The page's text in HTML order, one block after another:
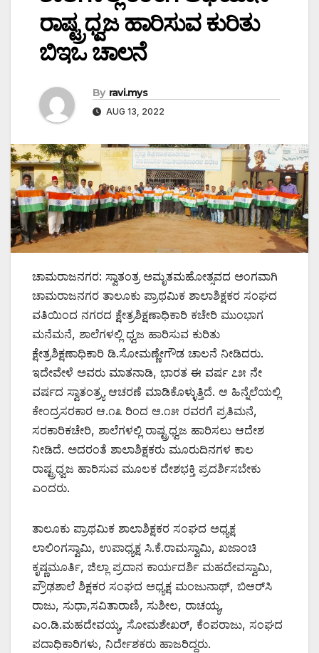
ರಾಷ್ಟ್ರಧ್ವಜ ಹಾರಿಸುವ ಕುರಿತು
ಬಿಇಒ ಚಾಲನೆ
By ravi.mys
AUG 13, 2022
ಚಾಮರಾಜನಗರ: ಸ್ವಾತಂತ್ರ ಅಮೃತಮಹೋತ್ಸವದ ಅಂಗವಾಗಿ
ಚಾಮರಾಜನಗರ ತಾಲೂಕು ಪ್ರಾಥಮಿಕ ಶಾಲಾಶಿಕ್ಷಕರ ಸಂಘದ
ವತಿಯಿಂದ ನಗರದ ಕ್ಷೇತ್ರಶಿಕ್ಷಣಾಧಿಕಾರಿ ಕಚೇರಿ ಮುಂಭಾಗ
ಮನೆಮನೆ, ಶಾಲೆಗಳಲ್ಲಿ ಧ್ವಜ ಹಾರಿಸುವ ಕುರಿತು
ಕ್ಷೇತ್ರಶಿಕ್ಷಣಾಧಿಕಾರಿ ಡಿ.ಸೋಮಣ್ಣೇಗೌಡ ಚಾಲನೆ ನೀಡಿದರು.
ಇದೇವೇಳೆ ಅವರು ಮಾತನಾಡಿ, ಭಾರತ ಈ ವರ್ಷ ೭೫ ನೇ
ವರ್ಷದ ಸ್ವಾತಂತ್ರ್ಯ ಆಚರಣೆ ಮಾಡಿಕೊಳ್ಳುತ್ತಿದೆ. ಆ ಹಿನ್ನೆಲೆಯಲ್ಲಿ
ಕೇಂದ್ರಸರಕಾರ ಆ.೧೩ ರಿಂದ ಆ.೧೫ ರವರಗೆ ಪ್ರತಿಮನೆ,
ಸರಕಾರಿಕಚೇರಿ, ಶಾಲೆಗಳಲ್ಲಿ ರಾಷ್ಟ್ರಧ್ವಜ ಹಾರಿಸಲು ಆದೇಶ
ನೀಡಿದೆ. ಅದರಂತೆ ಶಾಲಾಶಿಕ್ಷಕರು ಮೂರುದಿನಗಳ ಕಾಲ
ರಾಷ್ಟ್ರಧ್ವಜ ಹಾರಿಸುವ ಮೂಲಕ ದೇಶಭಕ್ತಿ ಪ್ರದರ್ಶಿಸಬೇಕು
ಎಂದರು.
ತಾಲೂಕು ಪ್ರಾಥಮಿಕ ಶಾಲಾಶಿಕ್ಷಕರ ಸಂಘದ ಅಧ್ಯಕ್ಷ
ಲಾಲಿಂಗಸ್ವಾಮಿ, ಉಪಾಧ್ಯಕ್ಷ ಸಿ.ಕೆ.ರಾಮಸ್ವಾಮಿ, ಖಜಾಂಚಿ
ಕೃಷ್ಣಮೂರ್ತಿ, ಜಿಲ್ಲಾ ಪ್ರದಾನ ಕಾರ್ಯದರ್ಶಿ ಮಹದೇವಸ್ವಾಮಿ,
ಪ್ರೌಢಶಾಲೆ ಶಿಕ್ಷಕರ ಸಂಘದ ಅಧ್ಯಕ್ಷ ಮಂಜುನಾಥ್, ಬಿಆರ್‌ಸಿ
ರಾಜು, ಸುಧಾ,ಸವಿತಾರಾಣಿ, ಸುಶೀಲ, ರಾಚಯ್ಯ,
ಎಂ.ಡಿ.ಮಹದೇವಯ್ಯ, ಸೋಮಶೇಖರ್, ಕೆಂಪರಾಜು, ಸಂಘದ
ಪದಾಧಿಕಾರಿಗಳು, ನಿರ್ದೇಶಕರು ಹಾಜರಿದ್ದರು.